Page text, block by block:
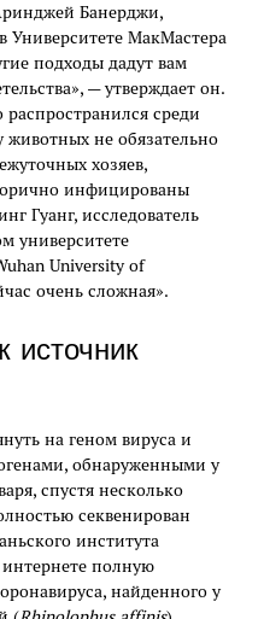
Банерджи,
Университете МакМастера
подходы дадут вам
— утверждает он.
среди
не обязательно
хозяев,
инфицированы
Гуанг, исследователь
университете
University of
очень сложная».
источник
на геном вируса и
обнаруженными у
спустя несколько
секвенирован
института
полную
найденного у